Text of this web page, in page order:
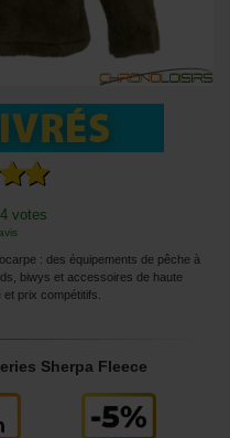
votes
: des équipements de pêche à
biwys et accessoires de haute
prix compétitifs.
Sherpa Fleece